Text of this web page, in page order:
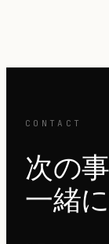
CONTACT
次の
一緒に